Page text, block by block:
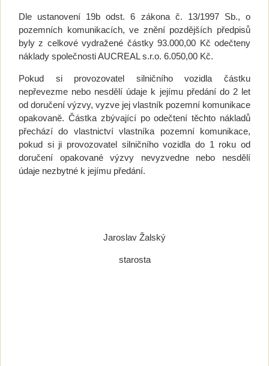
Dle ustanovení 19b odst. 6 zákona č. 13/1997 Sb., o
pozemních komunikacích, ve znění pozdějších předpisů
byly z celkové vydražené částky 93.000,00 Kč odečteny
náklady společnosti AUCREAL s.r.o. 6.050,00 Kč.
Pokud si provozovatel silničního vozidla částku
nepřevezme nebo nesdělí údaje k jejímu předání do 2 let
od doručení výzvy, vyzve jej vlastník pozemní komunikace
opakovaně. Částka zbývající po odečtení těchto nákladů
přechází do vlastnictví vlastníka pozemní komunikace,
pokud si ji provozovatel silničního vozidla do 1 roku od
doručení opakované výzvy nevyzvedne nebo nesdělí
údaje nezbytné k jejímu předání.
Jaroslav Žalský
starosta